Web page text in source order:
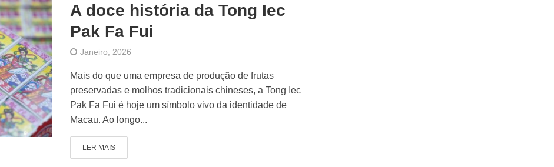
A doce história da Tong Iec
Pak Fa Fui
Janeiro, 2026
Mais do que uma empresa de produção de frutas
preservadas e molhos tradicionais chineses, a Tong Iec
Pak Fa Fui é hoje um símbolo vivo da identidade de
Macau. Ao longo...
LER MAIS